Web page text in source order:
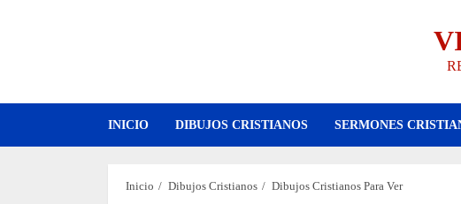
INICIO DIBUJOS CRISTIANOS SERMONES
Inicio Dibujos Cristianos Dibujos Cristianos Para Ver